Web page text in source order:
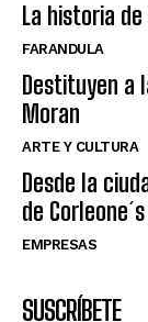
La historia
FARANDULA
Destituyen a
Moran
ARTE Y CULTURA
Desde la
de
EMPRESAS
SUSCRÍBETE